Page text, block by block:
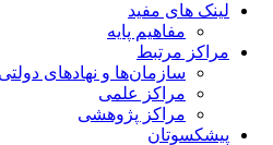
لینک های مفید
مفاهیم پایه
مراکز مرتبط
سازمان‌ها و نهادهای دولتی
مراکز علمی
مراکز پژوهشی
پیشکسوتان